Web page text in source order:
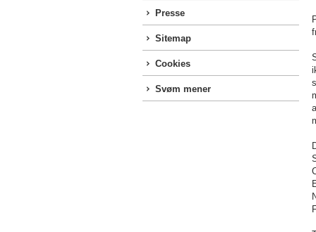
Presse
Sitemap
Cookies
Svøm mener